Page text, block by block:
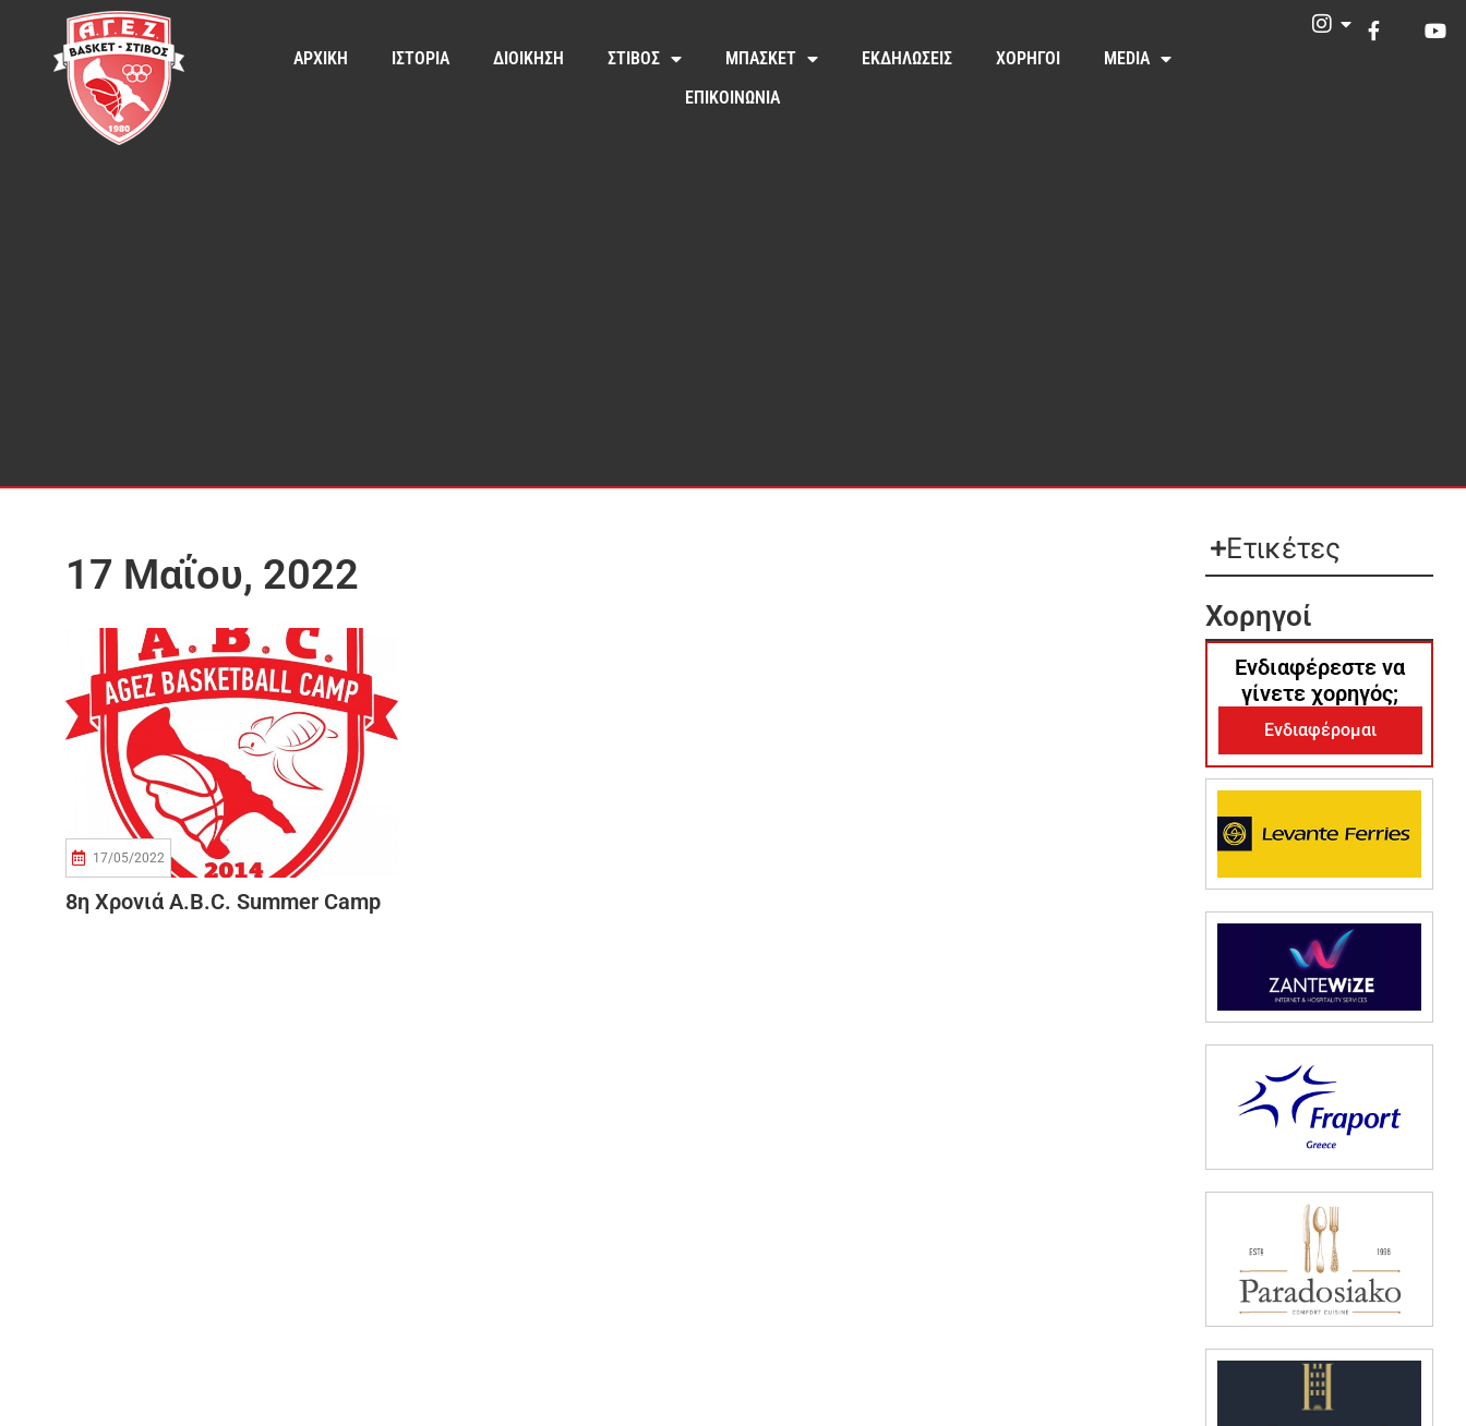
ΑΡΧΙΚΗ ΙΣΤΟΡΙΑ ΔΙΟΙΚΗΣΗ ΣΤΙΒΟΣ ΜΠΑΣΚΕΤ ΕΚΔΗΛΩΣΕΙΣ ΧΟΡΗΓΟΙ
MEDIA
ΕΠΙΚΟΙΝΩΝΙΑ
17 Μαΐου, 2022
17/05/2022
8η Χρονιά A.B.C. Summer Camp
Ετικέτες
Χορηγοί
Ενδιαφέρεστε να
γίνετε χορηγός;
Ενδιαφέρομαι